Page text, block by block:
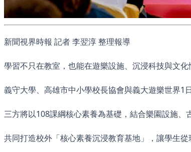
新聞視界時報 記者 李翌淳 整理報導
學習不只在教室，也能在遊樂設施、沉浸科技與文化
義守大學、高雄市中小學校長協會與義大遊樂世界1
三方將以108課綱核心素養為基礎，結合樂園設施、
共同打造校外「核心素養沉浸教育基地」，讓學生